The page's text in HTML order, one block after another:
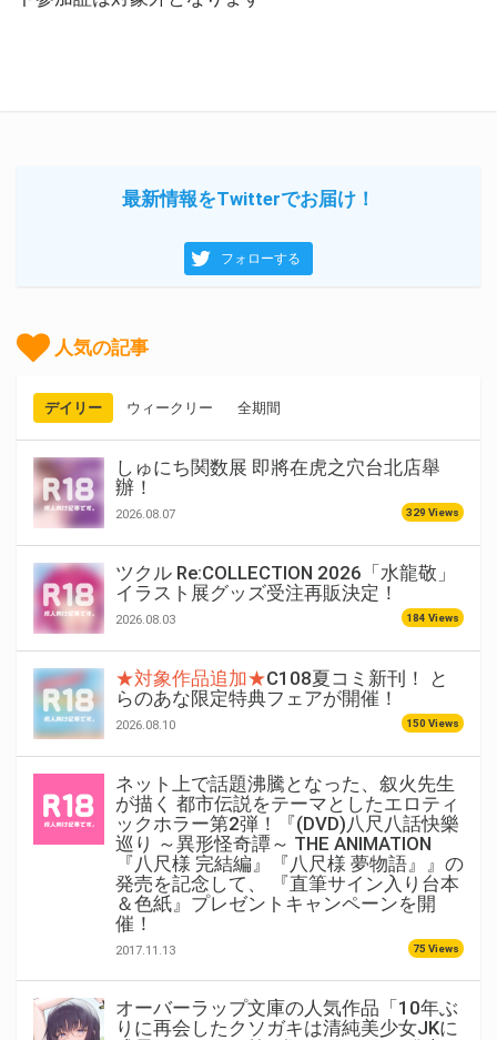
最新情報をTwitterでお届け！
フォローする
人気の記事
デイリー ウィークリー 全期間
しゅにち関数展 即將在虎之穴台北店舉
辦！
2026.08.07 329 Views
ツクル Re:COLLECTION 2026「水龍敬」
イラスト展グッズ受注再販決定！
2026.08.03 184 Views
★対象作品追加★C108夏コミ新刊！ と
らのあな限定特典フェアが開催！
2026.08.10 150 Views
ネット上で話題沸騰となった、叙火先生
が描く 都市伝説をテーマとしたエロティ
ックホラー第2弾！『(DVD)八尺八話快樂
巡り ～異形怪奇譚～ THE ANIMATION
『八尺様 完結編』『八尺様 夢物語』』の
発売を記念して、 『直筆サイン入り台本
＆色紙』プレゼントキャンペーンを開
催！
2017.11.13 75 Views
オーバーラップ文庫の人気作品「10年ぶ
りに再会したクソガキは清純美少女JKに